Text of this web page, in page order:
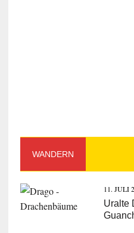
WANDERN
11. JULI
Uralte